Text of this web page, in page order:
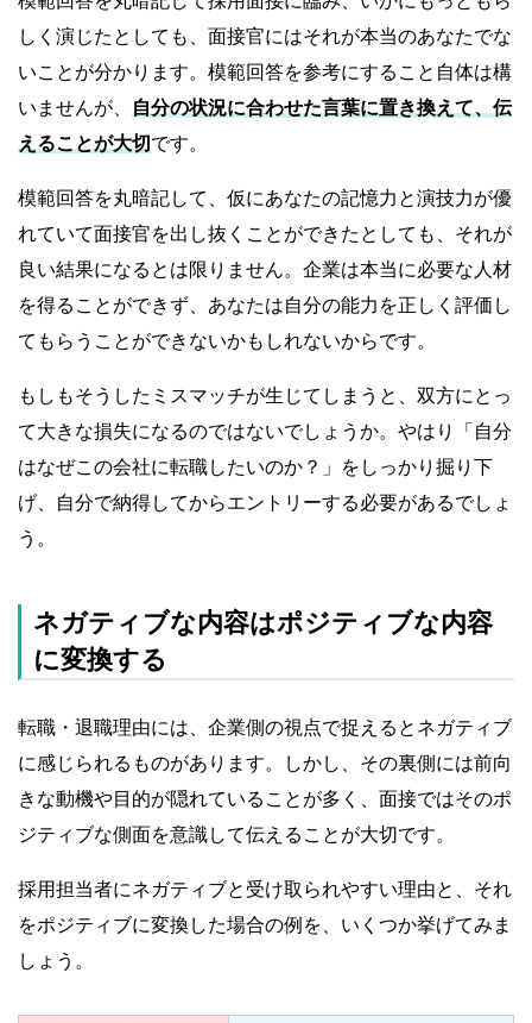
しく演じたとしても、面接官にはそれが本当のあなたでな
いことが分かります。模範回答を参考にすること自体は構
いませんが、
自分の状況に合わせた言葉に置き換えて、伝
えることが大切です。
模範回答を丸暗記して、仮にあなたの記憶力と演技力が優
れていて面接官を出し抜くことができたとしても、それが
良い結果になるとは限りません。企業は本当に必要な人材
を得ることができず、あなたは自分の能力を正しく評価し
てもらうことができないかもしれないからです。
もしもそうしたミスマッチが生じてしまうと、双方にとっ
て大きな損失になるのではないでしょうか。やはり「自分
はなぜこの会社に転職したいのか？」をしっかり掘り下
げ、自分で納得してからエントリーする必要があるでしょ
う。
ネガティブな内容はポジティブな内容
に変換する
転職・退職理由には、企業側の視点で捉えるとネガティブ
に感じられるものがあります。しかし、その裏側には前向
きな動機や目的が隠れていることが多く、面接ではそのポ
ジティブな側面を意識して伝えることが大切です。
採用担当者にネガティブと受け取られやすい理由と、それ
をポジティブに変換した場合の例を、いくつか挙げてみま
しょう。